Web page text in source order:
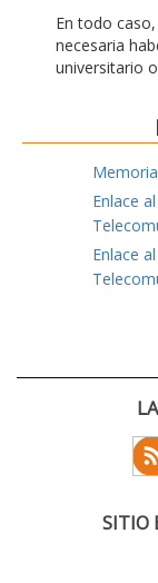
En todo
necesaria
universitario
Enlace
Enlace
SITIO